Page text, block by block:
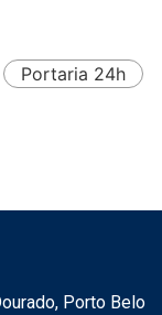
Portaria 24h
Porto Belo